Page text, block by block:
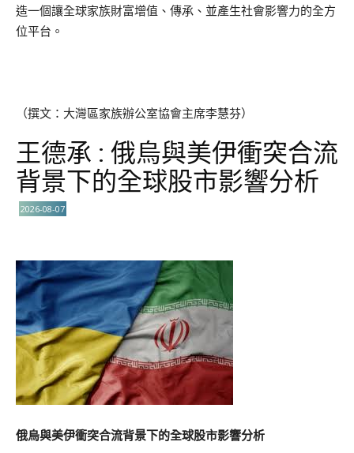
造一個讓全球家族財富增值、傳承、並產生社會影響力的全方
位平台。
（撰文：大灣區家族辦公室協會主席李慧芬）
王德承 : 俄烏與美伊衝突合流
背景下的全球股市影響分析
2026-08-07
俄烏與美伊衝突合流背景下的全球股市影響分析